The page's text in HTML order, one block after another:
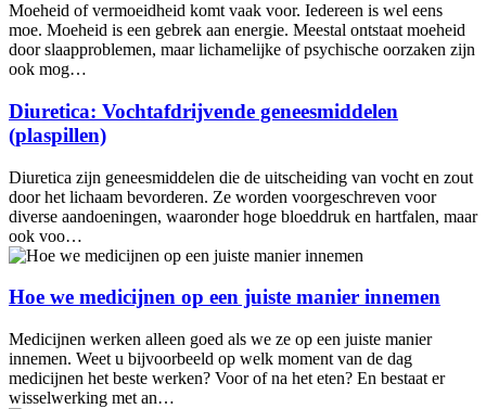
Moeheid of vermoeidheid komt vaak voor. Iedereen is wel eens
moe. Moeheid is een gebrek aan energie. Meestal ontstaat moeheid
door slaapproblemen, maar lichamelijke of psychische oorzaken zijn
ook mog…
Diuretica: Vochtafdrijvende geneesmiddelen
(plaspillen)
Diuretica zijn geneesmiddelen die de uitscheiding van vocht en zout
door het lichaam bevorderen. Ze worden voorgeschreven voor
diverse aandoeningen, waaronder hoge bloeddruk en hartfalen, maar
ook voo…
Hoe we medicijnen op een juiste manier innemen
Medicijnen werken alleen goed als we ze op een juiste manier
innemen. Weet u bijvoorbeeld op welk moment van de dag
medicijnen het beste werken? Voor of na het eten? En bestaat er
wisselwerking met an…